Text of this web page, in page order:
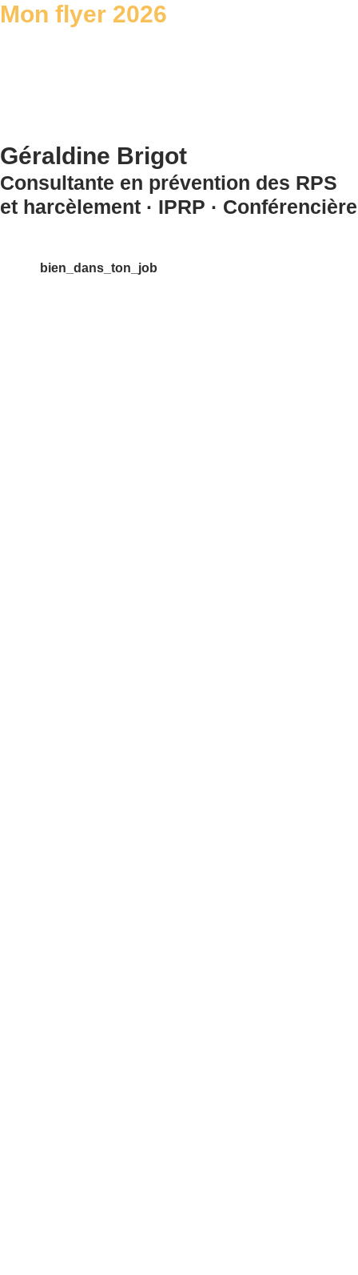
Mon flyer 2026
Géraldine Brigot
Consultante en prévention des RPS
et harcèlement · IPRP · Conférencière
bien_dans_ton_job